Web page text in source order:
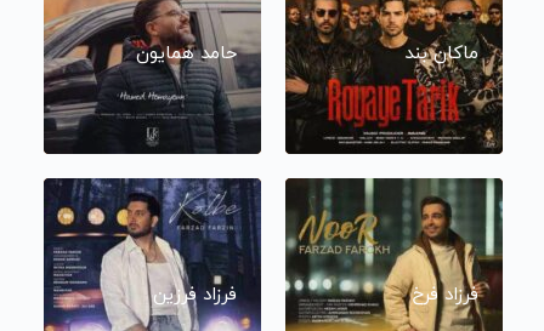
ماکان بند حامد همایون
فرزاد فرخ فرزاد فرزین